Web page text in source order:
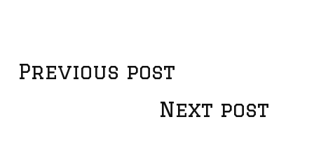
投
Previous post
Next post